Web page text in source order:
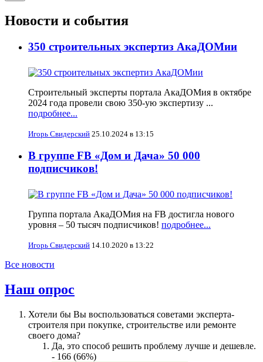
Новости и события
350 строительных экспертиз АкаДОМии
Строительный эксперты портала АкаДОМия в октябре
2024 года провели свою 350-ую экспертизу ...
подробнее...
Игорь Свидерский 25.10.2024 в 13:15
В группе FB «Дом и Дача» 50 000
подписчиков!
Группа портала АкаДОМия на FB достигла нового
уровня – 50 тысяч подписчиков! подробнее...
Игорь Свидерский 14.10.2020 в 13:22
Все новости
Наш опрос
Хотели бы Вы воспользоваться советами эксперта-
строителя при покупке, строительстве или ремонте
своего дома?
Да, это способ решить проблему лучше и дешевле.
- 166 (66%)